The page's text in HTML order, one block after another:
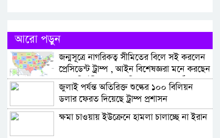
আরো পড়ুন
জন্মসূত্রে নাগরিকত্ব সীমিতের বিলে সই করলেন
প্রেসিডেন্ট ট্রাম্প , আইন বিশেষজ্ঞরা মনে করছেন
নতুন নির্বাহী আদেশ দুটিও আদালতে কঠিন
চ্যালেঞ্জের মুখে পড়বে
জুলাই পর্যন্ত অতিরিক্ত শুল্কের ১০০ বিলিয়ন
ডলার ফেরত দিয়েছে ট্রাম্প প্রশাসন
ক্ষমা চাওয়ায় ইউক্রেনে হামলা চালাচ্ছে না ইরান